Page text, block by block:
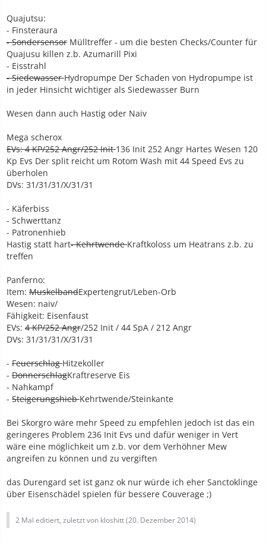
Quajutsu:
- Finsteraura
- Sondersensor Mülltreffer - um die besten Checks/Counter für
Quajusu killen z.b. Azumarill Pixi
- Eisstrahl
- SiedewasserHydropumpe Der Schaden von Hydropumpe ist
in jeder Hinsicht wichtiger als Siedewasser Burn
Wesen dann auch Hastig oder Naiv
Mega scherox
EVs: 4 KP/252 Angr/252 Init136 Init 252 Angr Hartes Wesen 120
Kp Evs Der split reicht um Rotom Wash mit 44 Speed Evs zu
überholen
DVs: 31/31/31/X/31/31
- Käferbiss
- Schwerttanz
- Patronenhieb
Hastig statt hart- KehrtwendeKraftkoloss um Heatrans z.b. zu
treffen
Panferno:
Item: MuskelbandExpertengrut/Leben-Orb
Wesen: naiv/
Fähigkeit: Eisenfaust
EVs: 4 KP/252 Angr/252 Init / 44 SpA / 212 Angr
DVs: 31/31/31/X/31/31
- FeuerschlagHitzekoller
- DonnerschlagKraftreserve Eis
- Nahkampf
- SteigerungshiebKehrtwende/Steinkante
Bei Skorgro wäre mehr Speed zu empfehlen jedoch ist das ein
geringeres Problem 236 Init Evs und dafür weniger in Vert
wäre eine möglichkeit um z.b. vor dem Verhöhner Mew
angreifen zu können und zu vergiften
das Durengard set ist ganz ok nur würde ich eher Sanctoklinge
über Eisenschädel spielen für bessere Couverage ;)
2 Mal editiert, zuletzt von kloshitt (20. Dezember 2014)